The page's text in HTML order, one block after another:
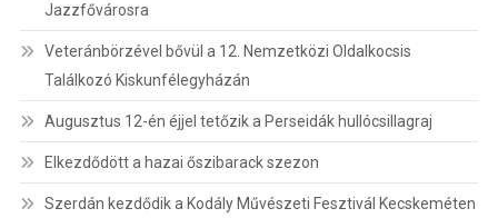
Jazzfővárosra
Veteránbörzével bővül a 12. Nemzetközi Oldalkocsis
Találkozó Kiskunfélegyházán
Augusztus 12-én éjjel tetőzik a Perseidák hullócsillagraj
Elkezdődött a hazai őszibarack szezon
Szerdán kezdődik a Kodály Művészeti Fesztivál Kecskeméten